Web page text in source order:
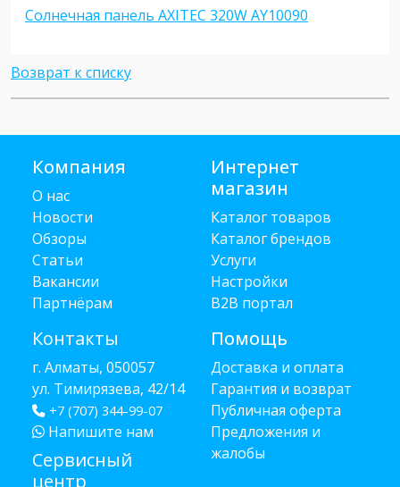
Солнечная панель AXITEC 320W AY10090
Возврат к списку
Компания
О нас
Новости
Обзоры
Статьи
Вакансии
Партнёрам
Контакты
г. Алматы, 050057
ул. Тимирязева, 42/14
+7 (707) 344-99-07
Напишите нам
Сервисный
центр
Интернет
магазин
Каталог товаров
Каталог брендов
Услуги
Настройки
B2B портал
Помощь
Доставка и оплата
Гарантия и возврат
Публичная оферта
Предложения и
жалобы